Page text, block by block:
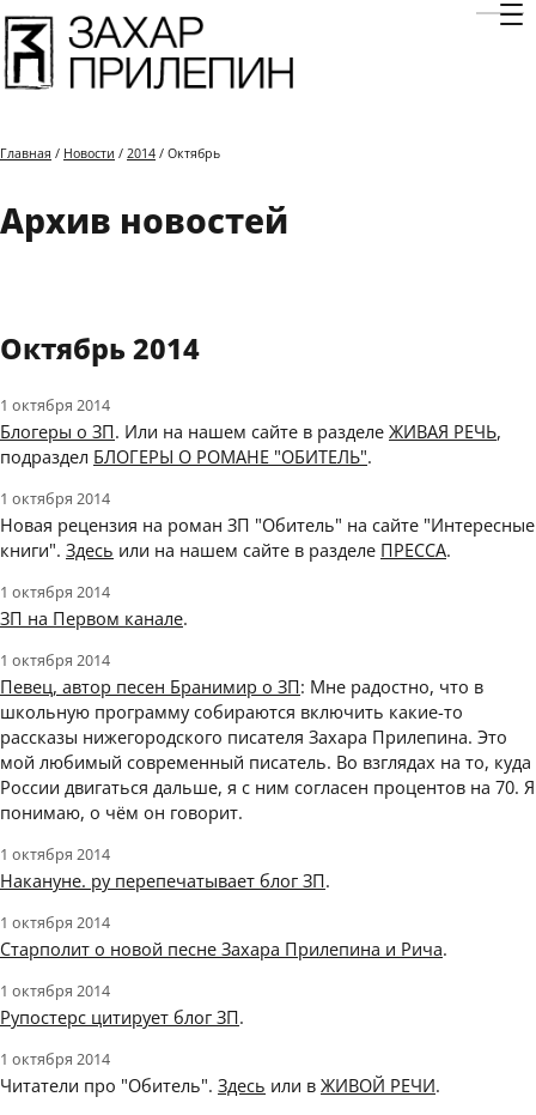
Главная / Новости / 2014 / Октябрь
Архив новостей
Октябрь 2014
1 октября 2014
Блогеры о ЗП. Или на нашем сайте в разделе ЖИВАЯ РЕЧЬ,
подраздел БЛОГЕРЫ О РОМАНЕ "ОБИТЕЛЬ".
1 октября 2014
Новая рецензия на роман ЗП "Обитель" на сайте "Интересные
книги". Здесь или на нашем сайте в разделе ПРЕССА.
1 октября 2014
ЗП на Первом канале.
1 октября 2014
Певец, автор песен Бранимир о ЗП: Мне радостно, что в
школьную программу собираются включить какие-то
рассказы нижегородского писателя Захара Прилепина. Это
мой любимый современный писатель. Во взглядах на то, куда
России двигаться дальше, я с ним согласен процентов на 70. Я
понимаю, о чём он говорит.
1 октября 2014
Накануне. ру перепечатывает блог ЗП.
1 октября 2014
Старполит о новой песне Захара Прилепина и Рича.
1 октября 2014
Рупостерс цитирует блог ЗП.
1 октября 2014
Читатели про "Обитель". Здесь или в ЖИВОЙ РЕЧИ.